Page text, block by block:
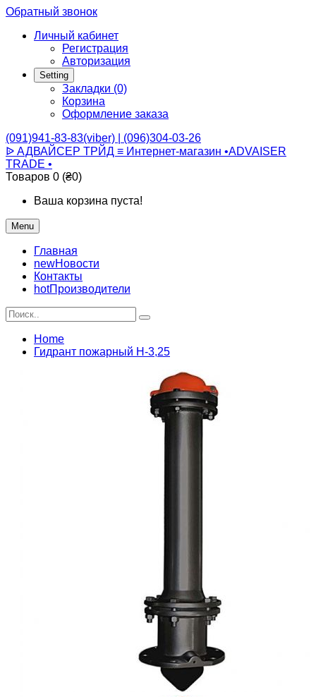
Обратный звонок
Личный кабинет
Регистрация
Авторизация
Setting
Закладки (0)
Корзина
Оформление заказа
(091)941-83-83(viber) | (096)304-03-26
ᐉ АДВАЙСЕР ТРЙД ≡ Интернет-магазин •ADVAISER
TRADE •
Товаров 0 (₴0)
Ваша корзина пуста!
Menu
Главная
newНовости
Контакты
hotПроизводители
Home
Гидрант пожарный Н-3,25